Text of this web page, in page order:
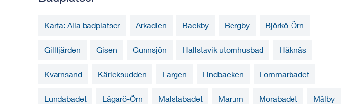
Karta: Alla badplatser Arkadien Backby Bergby Björkö-Örn
Gillfjärden Gisen Gunnsjön Hallstavik utomhusbad Håknäs
Kvarnsand Kärleksudden Largen Lindbacken Lommarbadet
Lundabadet Lågarö-Örn Malstabadet Marum Morabadet Mälby